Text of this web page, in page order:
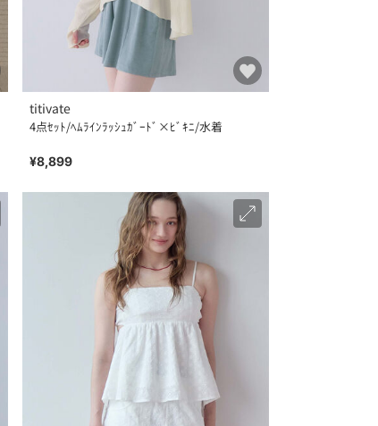
titivate
4点ｾｯﾄ/ﾍﾑﾗｲﾝﾗｯｼｭｶﾞｰﾄﾞ×ﾋﾞｷﾆ/水着
¥8,899